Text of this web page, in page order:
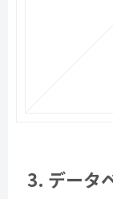
3. データ